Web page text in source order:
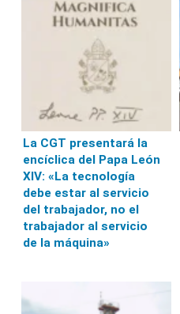
La CGT presentará la
encíclica del Papa León
XIV: «La tecnología
debe estar al servicio
del trabajador, no el
trabajador al servicio
de la máquina»